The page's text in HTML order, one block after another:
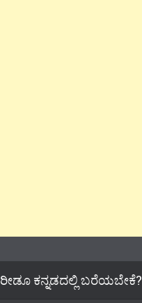
ರೀಡೂ ಕನ್ನಡದಲ್ಲಿ ಬರೆಯಬೇಕೆ?